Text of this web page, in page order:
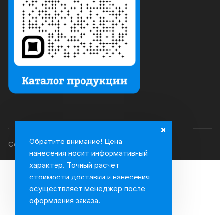
Обратите внимание! Цена
нанесения носит информативный
характер. Точный расчет
стоимости доставки и нанесения
осуществляет менеджер после
оформления заказа.
Copyright © Fabrika SOV.